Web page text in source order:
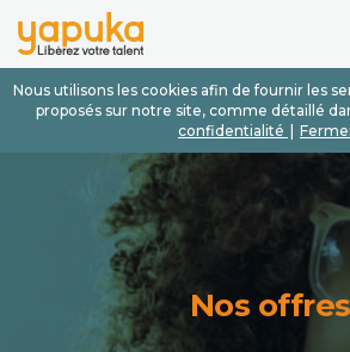
Nous utilisons les cookies afin de fournir les
proposés sur notre site, comme détaillé
confidentialité
Nos offres